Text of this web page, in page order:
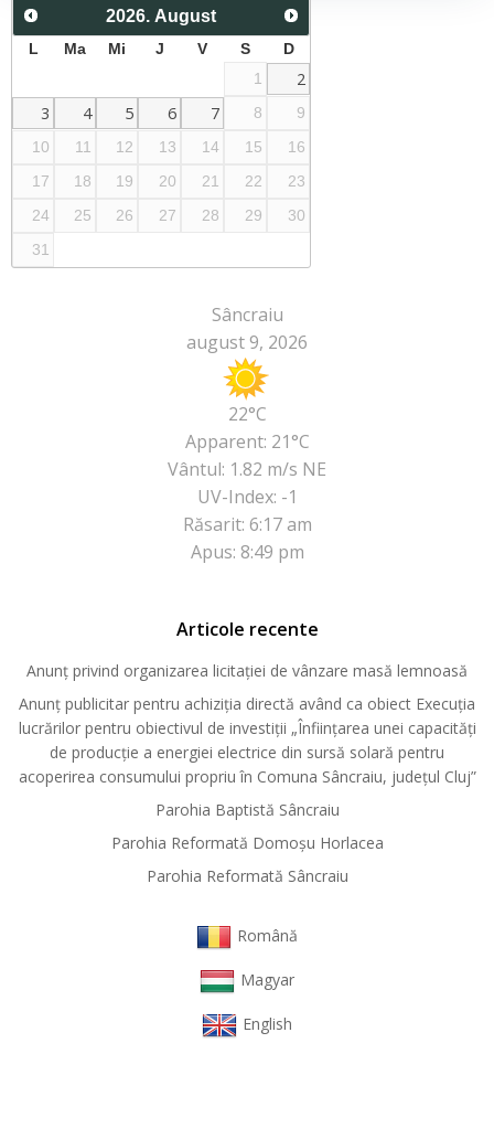
2026. August
L Ma Mi J V S
D
1
2
3
4 5 6 7 8
9
10
11 12 13 14 15
16
17
18 19 20 21 22
23
24
25 26 27 28 29
30
31
Sâncraiu
august 9, 2026
22°C
Apparent: 21°C
Vântul: 1.82 m/s NE
UV-Index: -1
Răsarit: 6:17 am
Apus: 8:49 pm
Articole recente
Anunț privind organizarea licitației de vânzare masă lemnoasă
Anunț publicitar pentru achiziția directă având ca obiect Execuția
lucrărilor pentru obiectivul de investiții „Înființarea unei capacități
de producție a energiei electrice din sursă solară pentru
acoperirea consumului propriu în Comuna Sâncraiu, județul Cluj”
Parohia Baptistă Sâncraiu
Parohia Reformată Domoşu Horlacea
Parohia Reformată Sâncraiu
Română
Magyar
English